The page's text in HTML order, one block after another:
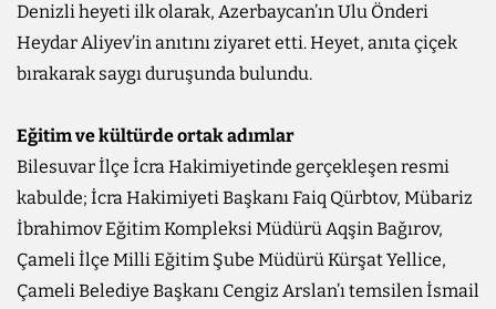
Denizli heyeti ilk olarak, Azerbaycan’ın Ulu Önderi
Heydar Aliyev’in anıtını ziyaret etti. Heyet, anıta çiçek
bırakarak saygı duruşunda bulundu.
Eğitim ve kültürde ortak adımlar
Bilesuvar İlçe İcra Hakimiyetinde gerçekleşen resmi
kabulde; İcra Hakimiyeti Başkanı Faiq Qürbtov, Mübariz
İbrahimov Eğitim Kompleksi Müdürü Aqşin Bağırov,
Çameli İlçe Milli Eğitim Şube Müdürü Kürşat Yellice,
Çameli Belediye Başkanı Cengiz Arslan’ı temsilen İsmail